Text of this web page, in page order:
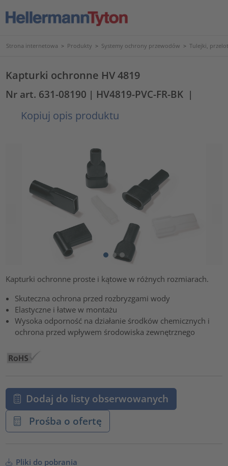
Strona internetowa > Produkty > Systemy ochrony przewodów > Tulejki,
Kapturki ochronne HV 4819
Nr art. 631-08190 | HV4819-PVC-FR-BK |
Kopiuj opis produktu
Kapturki ochronne proste i kątowe w różnych rozmiarach.
Skuteczna ochrona przed rozbryzgami wody
Elastyczne i łatwe w montażu
Wysoka odporność na działanie środków chemicznych i
ochrona przed wpływem środowiska zewnętrznego
Dodaj do listy obserwowanych
Prośba o ofertę
Pliki do pobrania